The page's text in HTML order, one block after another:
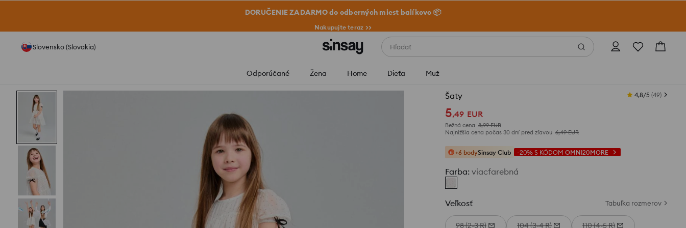
DORUČENIE ZADARMO do odberných miest balíkovo 📦
Nakupujte teraz >>
Slovensko (Slovakia) Hľadať
Odporúčané Žena Home Dieťa Muž
Šaty 4,8/5 (49)
5,49 EUR
Bežná cena 8,99 EUR
Najnižšia cena počas 30 dní pred zľavou 6,49 EUR
+6 bodySinsay Club -20% S KÓDOM OMNI20MORE
Farba: viacfarebná
Veľkosť Tabuľka rozmerov
98 (2-3 R) 104 (3-4 R) 110 (4-5 R)